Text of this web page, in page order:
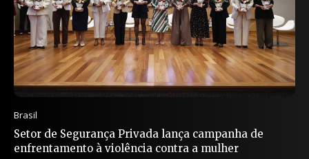
Brasil
Setor de Segurança Privada lança campanha de
enfrentamento à violência contra a mulher